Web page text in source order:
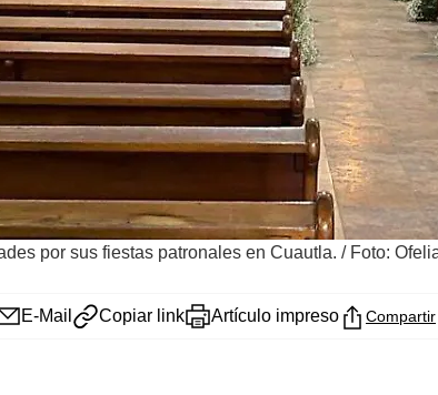
por sus fiestas patronales en Cuautla. / Foto:
E-Mail Copiar link Artículo impreso Compartir